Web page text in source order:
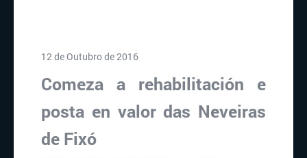
12 de Outubro de 2016
Comeza a rehabilitación e
posta en valor das Neveiras
de Fixó